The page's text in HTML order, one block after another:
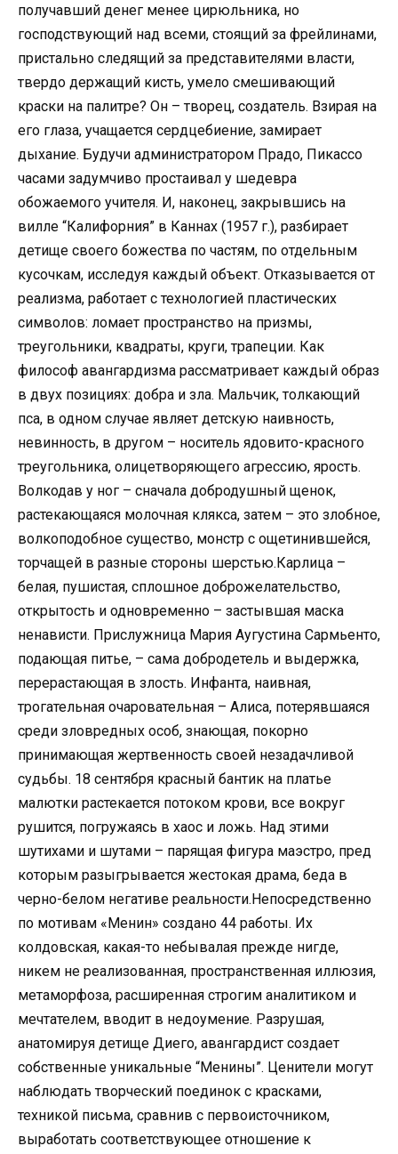
получавший денег менее цирюльника, но
господствующий над всеми, стоящий за фрейлинами,
пристально следящий за представителями власти,
твердо держащий кисть, умело смешивающий
краски на палитре? Он – творец, создатель. Взирая на
его глаза, учащается сердцебиение, замирает
дыхание. Будучи администратором Прадо, Пикассо
часами задумчиво простаивал у шедевра
обожаемого учителя. И, наконец, закрывшись на
вилле “Калифорния” в Каннах (1957 г.), разбирает
детище своего божества по частям, по отдельным
кусочкам, исследуя каждый объект. Отказывается от
реализма, работает с технологией пластических
символов: ломает пространство на призмы,
треугольники, квадраты, круги, трапеции. Как
философ авангардизма рассматривает каждый образ
в двух позициях: добра и зла. Мальчик, толкающий
пса, в одном случае являет детскую наивность,
невинность, в другом – носитель ядовито-красного
треугольника, олицетворяющего агрессию, ярость.
Волкодав у ног – сначала добродушный щенок,
растекающаяся молочная клякса, затем – это злобное,
волкоподобное существо, монстр с ощетинившейся,
торчащей в разные стороны шерстью.Карлица –
белая, пушистая, сплошное доброжелательство,
открытость и одновременно – застывшая маска
ненависти. Прислужница Мария Аугустина Сармьенто,
подающая питье, – сама добродетель и выдержка,
перерастающая в злость. Инфанта, наивная,
трогательная очаровательная – Алиса, потерявшаяся
среди зловредных особ, знающая, покорно
принимающая жертвенность своей незадачливой
судьбы. 18 сентября красный бантик на платье
малютки растекается потоком крови, все вокруг
рушится, погружаясь в хаос и ложь. Над этими
шутихами и шутами – парящая фигура маэстро, пред
которым разыгрывается жестокая драма, беда в
черно-белом негативе реальности.Непосредственно
по мотивам «Менин» создано 44 работы. Их
колдовская, какая-то небывалая прежде нигде,
никем не реализованная, пространственная иллюзия,
метаморфоза, расширенная строгим аналитиком и
мечтателем, вводит в недоумение. Разрушая,
анатомируя детище Диего, авангардист создает
собственные уникальные “Менины”. Ценители могут
наблюдать творческий поединок с красками,
техникой письма, сравнив с первоисточником,
выработать соответствующее отношение к